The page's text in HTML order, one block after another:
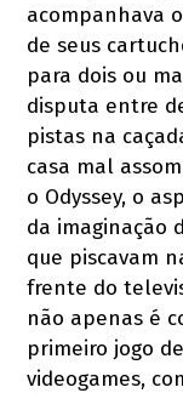
acompanhava
de seus
para dois ou
disputa entre
pistas na
casa mal
o Odyssey, o
da imaginação
que piscavam
frente do
não apenas é
primeiro jogo
videogames,